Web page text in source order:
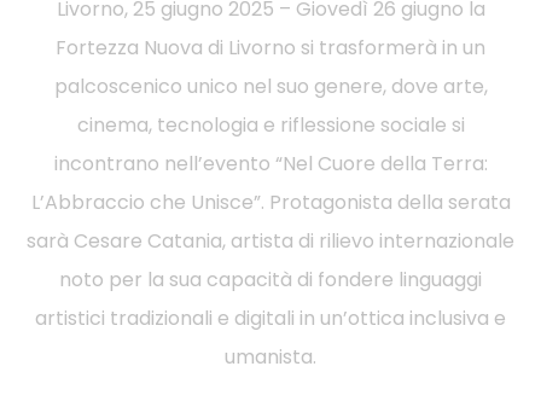
Livorno, 25 giugno 2025 – Giovedì 26 giugno la
Fortezza Nuova di Livorno si trasformerà in un
palcoscenico unico nel suo genere, dove arte,
cinema, tecnologia e riflessione sociale si
incontrano nell’evento “Nel Cuore della Terra:
L’Abbraccio che Unisce”. Protagonista della serata
sarà Cesare Catania, artista di rilievo internazionale
noto per la sua capacità di fondere linguaggi
artistici tradizionali e digitali in un’ottica inclusiva e
umanista.